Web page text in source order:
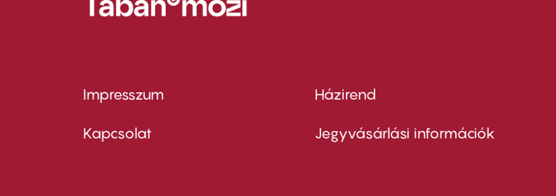
Footer
menu
Impresszum
Kapcsolat
Footer
menu
Házirend
Jegyvásárlási információk